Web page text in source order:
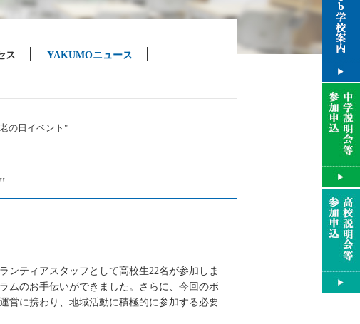
ス YAKUMOニュース
の日イベント"
ンティアスタッフとして高校生22名が参加しま
ムのお手伝いができました。さらに、今回のボ
営に携わり、地域活動に積極的に参加する必要